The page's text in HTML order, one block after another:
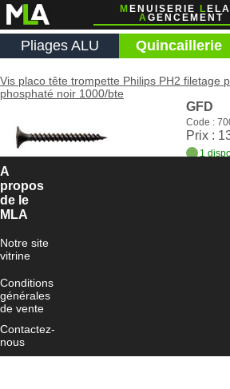
M ENUISERIE L
AGENCEMENT
Pliages ALU Quincaillerie
Vis placo tête trompette Philips PH2 filetage
phosphaté noir 1000/bte
GFD
Code :
Prix :
1
A
propos
de le
MLA
Notre site
vitrine
Conditions
générales
de vente
Contactez-
nous